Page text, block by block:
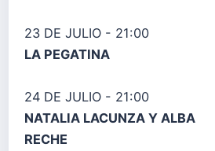
23 DE JULIO - 21:00
LA PEGATINA
24 DE JULIO - 21:00
NATALIA LACUNZA Y ALBA
RECHE